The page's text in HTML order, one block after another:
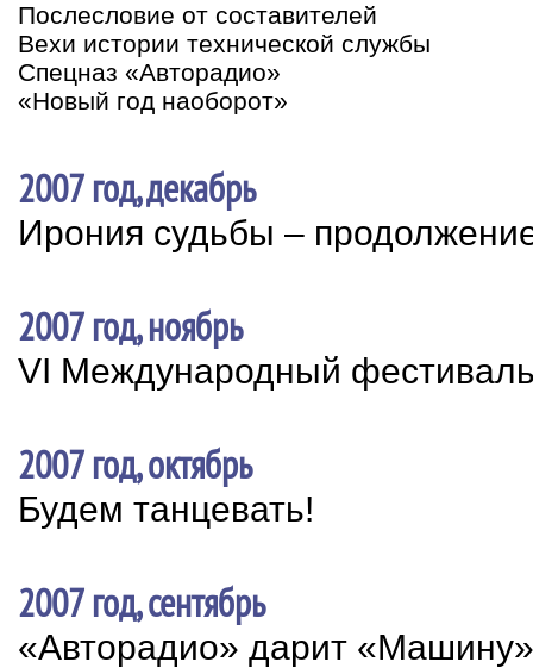
Послесловие от составителей
Вехи истории технической службы
Спецназ «Авторадио»
«Новый год наоборот»
2007 год, декабрь
Ирония судьбы –
2007 год, ноябрь
VI Международный
2007 год, октябрь
Будем танцевать!
2007 год, сентябрь
«Авторадио» дарит